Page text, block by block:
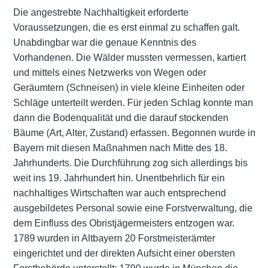
Die angestrebte Nachhaltigkeit erforderte
Voraussetzungen, die es erst einmal zu schaffen galt.
Unabdingbar war die genaue Kenntnis des
Vorhandenen. Die Wälder mussten vermessen, kartiert
und mittels eines Netzwerks von Wegen oder
Geräumtern (Schneisen) in viele kleine Einheiten oder
Schläge unterteilt werden. Für jeden Schlag konnte man
dann die Bodenqualität und die darauf stockenden
Bäume (Art, Alter, Zustand) erfassen. Begonnen wurde in
Bayern mit diesen Maßnahmen nach Mitte des 18.
Jahrhunderts. Die Durchführung zog sich allerdings bis
weit ins 19. Jahrhundert hin. Unentbehrlich für ein
nachhaltiges Wirtschaften war auch entsprechend
ausgebildetes Personal sowie eine Forstverwaltung, die
dem Einfluss des Obristjägermeisters entzogen war.
1789 wurden in Altbayern 20 Forstmeisterämter
eingerichtet und der direkten Aufsicht einer obersten